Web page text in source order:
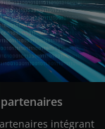
intégrant